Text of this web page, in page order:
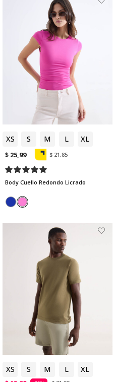
XS S M L XL
$ 25,99 $ 21,85
Body Cuello Redondo Licrado
XS S M L XL